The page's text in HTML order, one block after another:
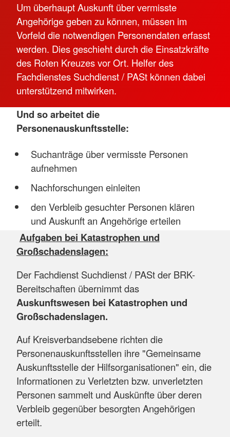
Um überhaupt Auskunft über vermisste
Angehörige geben zu können, müssen im
Vorfeld die notwendigen Personendaten erfasst
werden. Dies geschieht durch die Einsatzkräfte
des Roten Kreuzes vor Ort. Helfer des
Fachdienstes Suchdienst / PASt können dabei
unterstützend mitwirken.
Und so arbeitet die
Personenauskunftsstelle:
Suchanträge über vermisste Personen
aufnehmen
Nachforschungen einleiten
den Verbleib gesuchter Personen klären
und Auskunft an Angehörige erteilen
Aufgaben bei Katastrophen und
Großschadenslagen:
Der Fachdienst Suchdienst / PASt der BRK-
Bereitschaften übernimmt das
Auskunftswesen bei Katastrophen und
Großschadenslagen.
Auf Kreisverbandsebene richten die
Personenauskunftsstellen ihre "Gemeinsame
Auskunftsstelle der Hilfsorganisationen" ein, die
Informationen zu Verletzten bzw. unverletzten
Personen sammelt und Auskünfte über deren
Verbleib gegenüber besorgten Angehörigen
erteilt.